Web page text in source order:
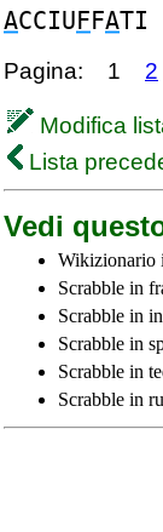
ACCIUFFATI
Pagina: 1 2
Modifica
Lista
Vedi
Wikizionario
Scrabble in
Scrabble in
Scrabble in
Scrabble in
Scrabble in